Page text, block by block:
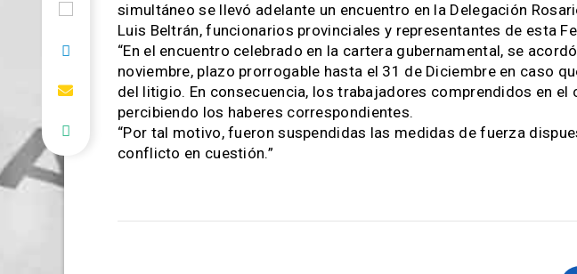
simultáneo se llevó adelante un encuentro en la Delegación
Luis Beltrán, funcionarios provinciales y representantes de esta
“En el encuentro celebrado en la cartera gubernamental, se
noviembre, plazo prorrogable hasta el 31 de Diciembre en caso
del litigio. En consecuencia, los trabajadores comprendidos en
percibiendo los haberes correspondientes.
“Por tal motivo, fueron suspendidas las medidas de fuerza
conflicto en cuestión.”